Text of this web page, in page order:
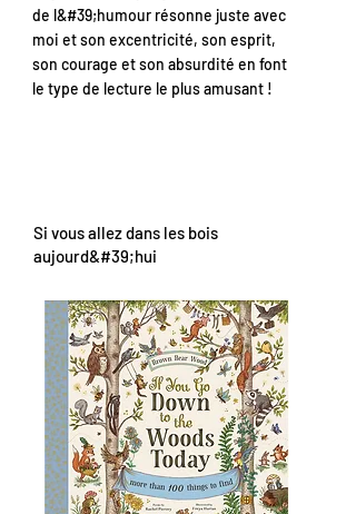
de l&#39;humour résonne juste avec
moi et son excentricité, son esprit,
son courage et son absurdité en font
le type de lecture le plus amusant !
Si vous allez dans les bois
aujourd&#39;hui